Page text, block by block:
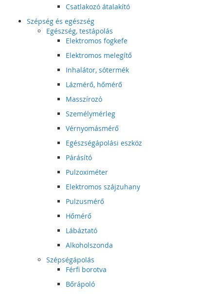
Csatlakozó átalakító
Szépség és egészség
Egészség, testápolás
Elektromos fogkefe
Elektromos melegítő
Inhalátor, sótermék
Lázmérő, hőmérő
Masszírozó
Személymérleg
Vérnyomásmérő
Egészségápolási eszköz
Párásító
Pulzoximéter
Elektromos szájzuhany
Pulzusmérő
Hőmérő
Lábáztató
Alkoholszonda
Szépségápolás
Férfi borotva
Bőrápoló